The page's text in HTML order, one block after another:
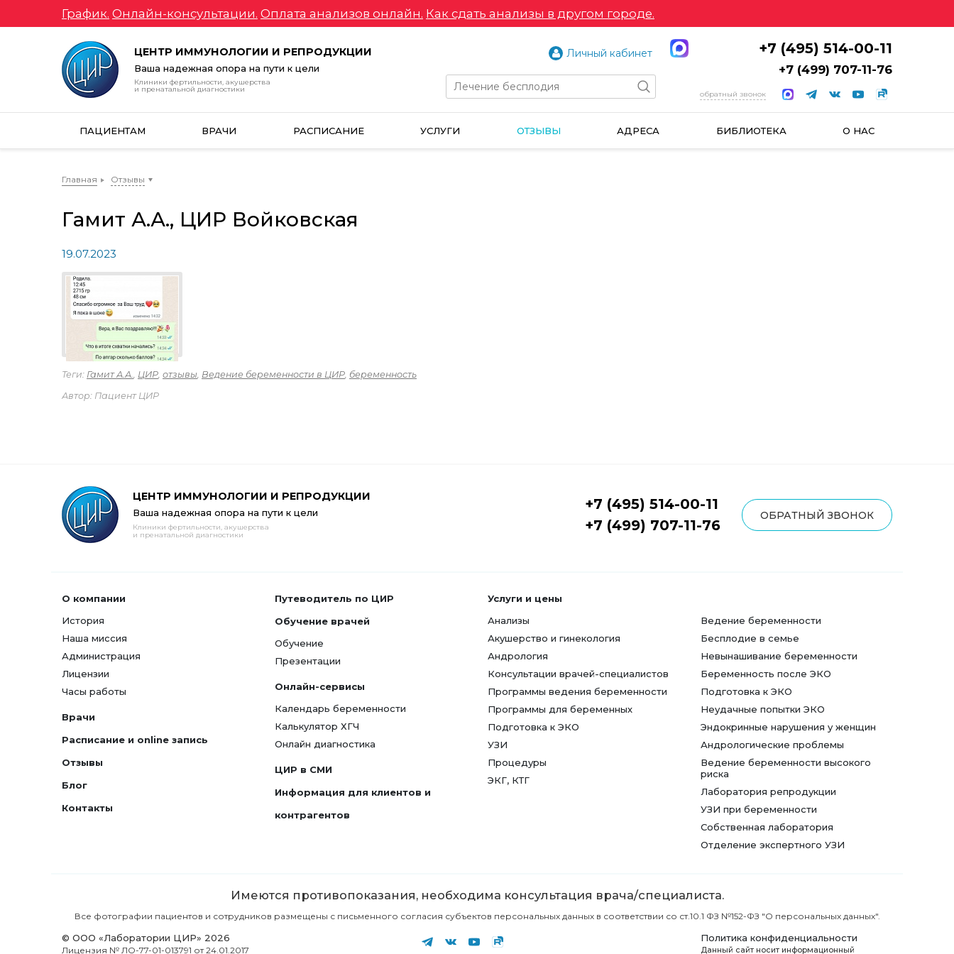
График. Онлайн-консультации. Оплата анализов онлайн. Как сдать анализы в другом городе.
ЦЕНТР ИММУНОЛОГИИ И РЕПРОДУКЦИИ
Ваша надежная опора на пути к цели
Клиники фертильности, акушерства
и пренатальной диагностики
Личный кабинет +7 (495) 514-00-11
+7 (499) 707-11-76
обратный звонок
ПАЦИЕНТАМ ВРАЧИ РАСПИСАНИЕ УСЛУГИ ОТЗЫВЫ АДРЕСА БИБЛИОТЕКА О НАС
Главная Отзывы
Гамит А.А., ЦИР Войковская
19.07.2023
Теги: Гамит А.А., ЦИР, отзывы, Ведение беременности в ЦИР, беременность
Автор: Пациент ЦИР
ЦЕНТР ИММУНОЛОГИИ И РЕПРОДУКЦИИ
Ваша надежная опора на пути к цели
Клиники фертильности, акушерства
и пренатальной диагностики
+7 (495) 514-00-11
+7 (499) 707-11-76
ОБРАТНЫЙ ЗВОНОК
О компании
История
Наша миссия
Администрация
Лицензии
Часы работы
Врачи
Расписание и online запись
Отзывы
Блог
Контакты
Путеводитель по ЦИР
Обучение врачей
Обучение
Презентации
Онлайн-сервисы
Календарь беременности
Калькулятор ХГЧ
Онлайн диагностика
ЦИР в СМИ
Информация для клиентов и
контрагентов
Услуги и цены
Анализы
Акушерство и гинекология
Андрология
Консультации врачей-специалистов
Программы ведения беременности
Программы для беременных
Подготовка к ЭКО
УЗИ
Процедуры
ЭКГ, КТГ
Ведение беременности
Бесплодие в семье
Невынашивание беременности
Беременность после ЭКО
Подготовка к ЭКО
Неудачные попытки ЭКО
Эндокринные нарушения у женщин
Андрологические проблемы
Ведение беременности высокого
риска
Лаборатория репродукции
УЗИ при беременности
Собственная лаборатория
Отделение экспертного УЗИ
Имеются противопоказания, необходима консультация врача/специалиста.
Все фотографии пациентов и сотрудников размещены с письменного согласия субъектов персональных данных в соответствии со ст.10.1 ФЗ №152-ФЗ "О персональных данных".
© ООО «Лаборатории ЦИР» 2026
Лицензия № ЛО-77-01-013791 от 24.01.2017
Политика конфиденциальности
Данный сайт носит информационный